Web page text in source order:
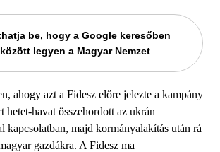
be, hogy a Google keresőben
legyen a Magyar Nemzet
ahogy azt a Fidesz előre jelezte a kampány
hetet-havat összehordott az ukrán
kapcsolatban, majd kormányalakítás után rá
gazdákra. A Fidesz ma